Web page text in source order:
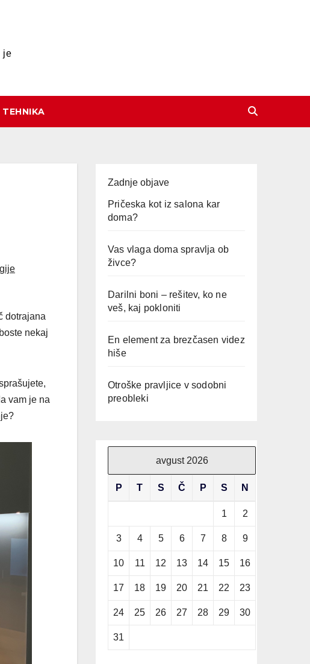
je
TEHNIKA
dotrajana
nekaj
vam je na
Zadnje objave
Pričeska kot iz salona kar
doma?
Vas vlaga doma spravlja ob
živce?
Darilni boni – rešitev, ko ne
veš, kaj pokloniti
En element za brezčasen videz
hiše
Otroške pravljice v sodobni
preobleki
avgust 2026
P T S Č P S N
1 2
3 4 5 6 7 8 9
10 11 12 13 14 15 16
17 18 19 20 21 22 23
24 25 26 27 28 29 30
31